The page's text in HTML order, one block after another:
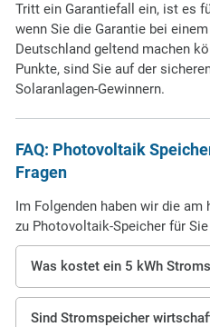
Tritt ein Garantiefall ein, ist es
wenn Sie die Garantie bei
Deutschland geltend machen
Punkte, sind Sie auf der
Solaranlagen-Gewinnern.
FAQ: Photovoltaik
Fragen
Im Folgenden haben wir die
zu Photovoltaik-Speicher für
Was kostet ein 5 kWh
Sind Stromspeicher